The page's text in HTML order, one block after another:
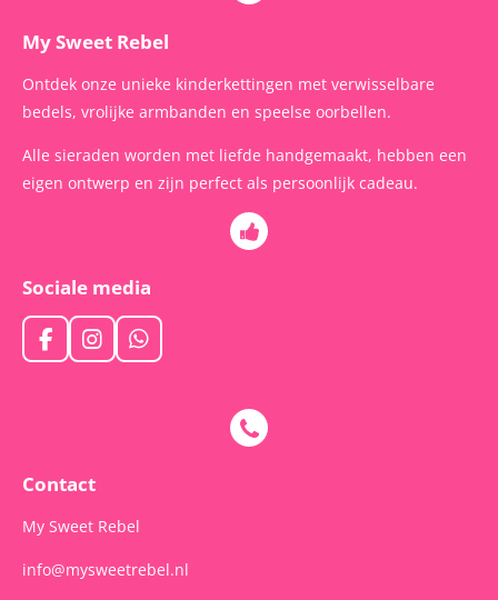
My Sweet Rebel
Ontdek onze unieke kinderkettingen met verwisselbare
bedels, vrolijke armbanden en speelse oorbellen.
Alle sieraden worden met liefde handgemaakt, hebben een
eigen ontwerp en zijn perfect als persoonlijk cadeau.
Sociale media
F
a
k
I
n
r
a
m
W
h
Contact
My Sweet Rebel
info@mysweetrebel.nl